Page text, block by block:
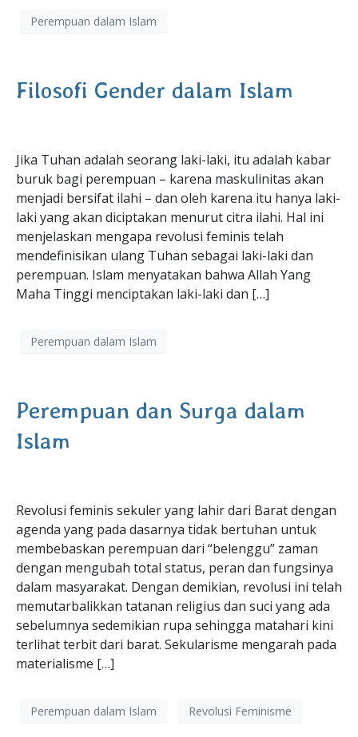
Perempuan dalam Islam
Filosofi Gender dalam Islam
Jika Tuhan adalah seorang laki-laki, itu adalah kabar
buruk bagi perempuan – karena maskulinitas akan
menjadi bersifat ilahi – dan oleh karena itu hanya laki-
laki yang akan diciptakan menurut citra ilahi. Hal ini
menjelaskan mengapa revolusi feminis telah
mendefinisikan ulang Tuhan sebagai laki-laki dan
perempuan. Islam menyatakan bahwa Allah Yang
Maha Tinggi menciptakan laki-laki dan […]
Perempuan dalam Islam
Perempuan dan Surga dalam
Islam
Revolusi feminis sekuler yang lahir dari Barat dengan
agenda yang pada dasarnya tidak bertuhan untuk
membebaskan perempuan dari “belenggu” zaman
dengan mengubah total status, peran dan fungsinya
dalam masyarakat. Dengan demikian, revolusi ini telah
memutarbalikkan tatanan religius dan suci yang ada
sebelumnya sedemikian rupa sehingga matahari kini
terlihat terbit dari barat. Sekularisme mengarah pada
materialisme […]
Perempuan dalam Islam Revolusi Feminisme